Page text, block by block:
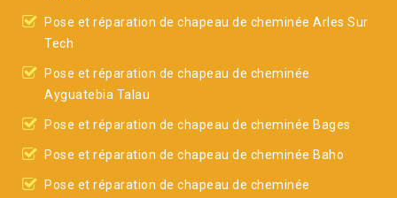
Pose et réparation de chapeau de cheminée Arles Sur
Tech
Pose et réparation de chapeau de cheminée
Ayguatebia Talau
Pose et réparation de chapeau de cheminée Bages
Pose et réparation de chapeau de cheminée Baho
Pose et réparation de chapeau de cheminée